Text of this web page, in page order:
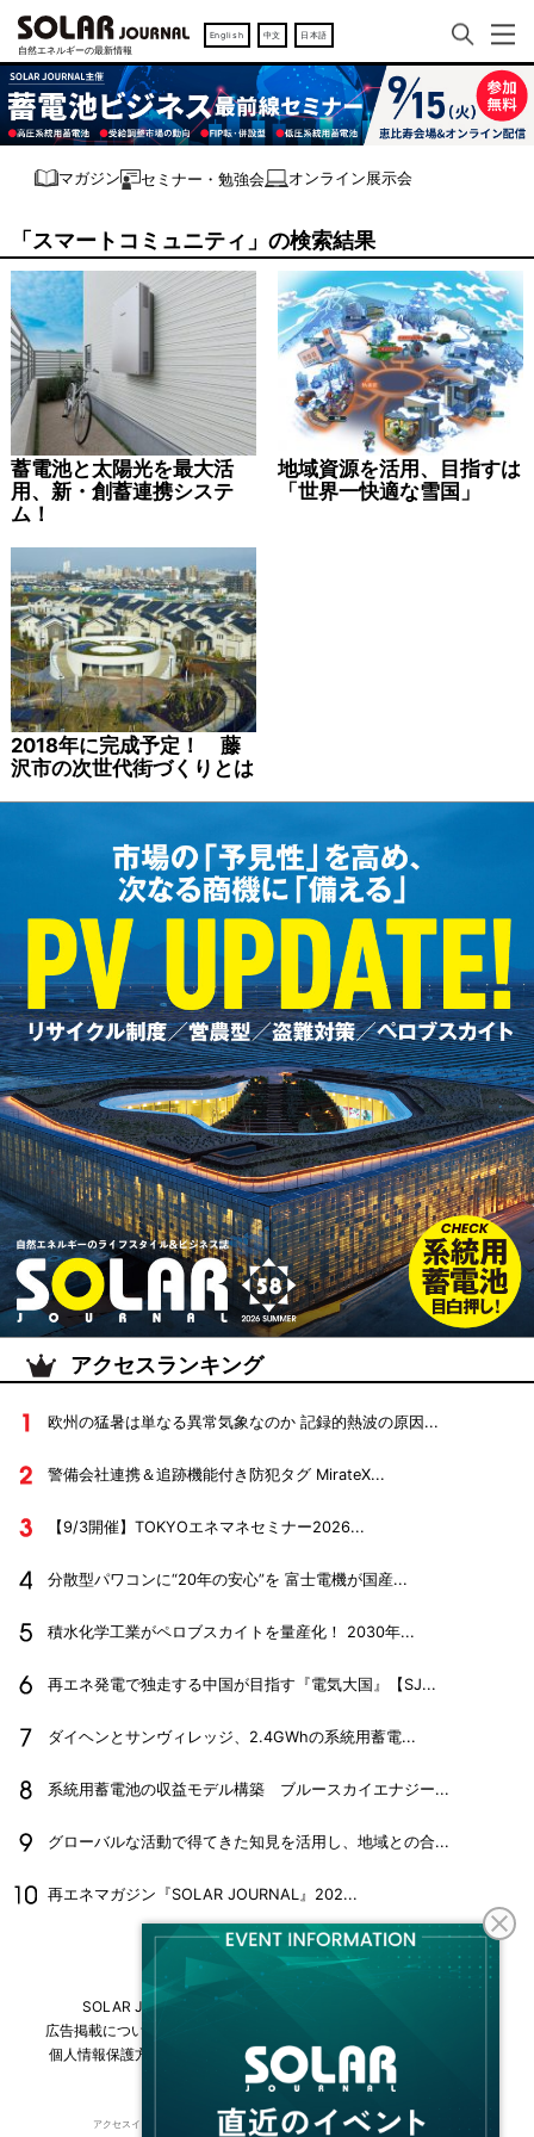
English 中文 日本語
マガジン セミナー・勉強会 オンライン展示会
「スマートコミュニティ」の検索結果
蓄電池と太陽光を最大活
用、新・創蓄連携システ
ム！
地域資源を活用、目指すは
「世界一快適な雪国」
2018年に完成予定！ 藤
沢市の次世代街づくりとは
アクセスランキング
欧州の猛暑は単なる異常気象なのか 記録的熱波の原因...
警備会社連携＆追跡機能付き防犯タグ MirateX...
【9/3開催】TOKYOエネマネセミナー2026...
分散型パワコンに“20年の安心”を 富士電機が国産...
積水化学工業がペロブスカイトを量産化！ 2030年...
再エネ発電で独走する中国が目指す『電気大国』【SJ...
ダイヘンとサンヴィレッジ、2.4GWhの系統用蓄電...
系統用蓄電池の収益モデル構築 ブルースカイエナジー...
グローバルな活動で得てきた知見を活用し、地域との合...
再エネマガジン『SOLAR JOURNAL』202...
SOLAR JOURNALについて
広告掲載について
個人情報保護方針
運営会社・媒体一覧 For overseas customers
アクセスインターナショナルは持続可能な開発目標（SDGs）を支援しています。